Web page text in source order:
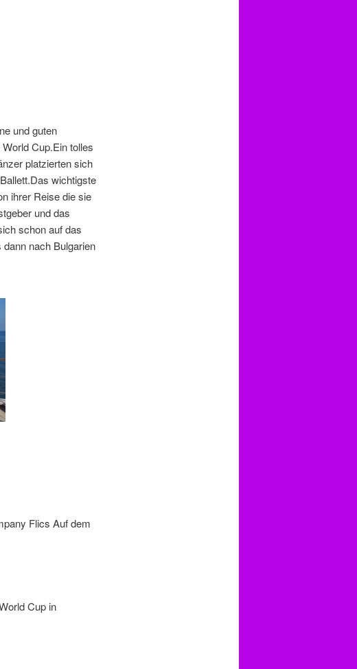
und guten
Cup.Ein tolles
platzierten sich
wichtigste
ihrer Reise die sie
und das
schon auf das
nach Bulgarien
Flics Auf dem
Cup in